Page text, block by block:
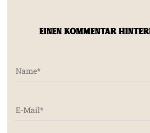
EINEN KOMMENTAR